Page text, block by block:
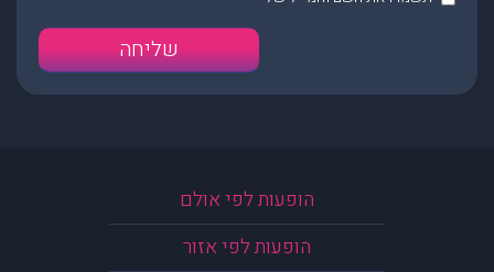
הופעות לפי אולם
הופעות לפי אזור